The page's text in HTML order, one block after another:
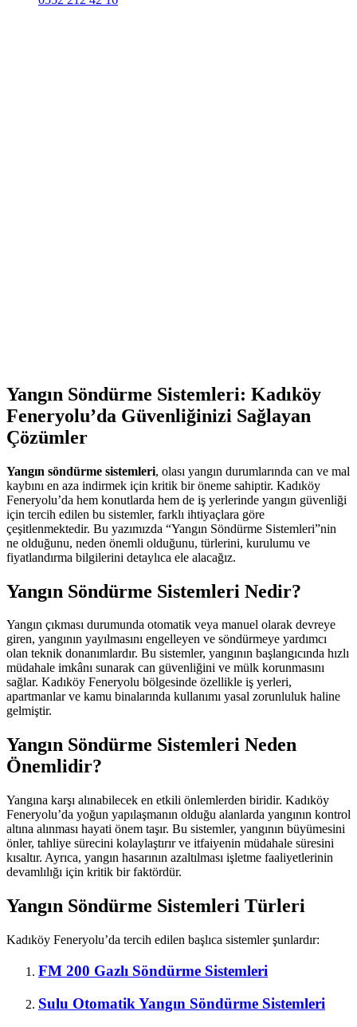
Yangın Söndürme Sistemleri: Kadıköy
Feneryolu’da Güvenliğinizi Sağlayan
Çözümler
Yangın söndürme sistemleri, olası yangın durumlarında can ve mal
kaybını en aza indirmek için kritik bir öneme sahiptir. Kadıköy
Feneryolu’da hem konutlarda hem de iş yerlerinde yangın güvenliği
için tercih edilen bu sistemler, farklı ihtiyaçlara göre
çeşitlenmektedir. Bu yazımızda “Yangın Söndürme Sistemleri”nin
ne olduğunu, neden önemli olduğunu, türlerini, kurulumu ve
fiyatlandırma bilgilerini detaylıca ele alacağız.
Yangın Söndürme Sistemleri Nedir?
Yangın çıkması durumunda otomatik veya manuel olarak devreye
giren, yangının yayılmasını engelleyen ve söndürmeye yardımcı
olan teknik donanımlardır. Bu sistemler, yangının başlangıcında hızlı
müdahale imkânı sunarak can güvenliğini ve mülk korunmasını
sağlar. Kadıköy Feneryolu bölgesinde özellikle iş yerleri,
apartmanlar ve kamu binalarında kullanımı yasal zorunluluk haline
gelmiştir.
Yangın Söndürme Sistemleri Neden
Önemlidir?
Yangına karşı alınabilecek en etkili önlemlerden biridir. Kadıköy
Feneryolu’da yoğun yapılaşmanın olduğu alanlarda yangının kontrol
altına alınması hayati önem taşır. Bu sistemler, yangının büyümesini
önler, tahliye sürecini kolaylaştırır ve itfaiyenin müdahale süresini
kısaltır. Ayrıca, yangın hasarının azaltılması işletme faaliyetlerinin
devamlılığı için kritik bir faktördür.
Yangın Söndürme Sistemleri Türleri
Kadıköy Feneryolu’da tercih edilen başlıca sistemler şunlardır:
FM 200 Gazlı Söndürme Sistemleri
Sulu Otomatik Yangın Söndürme Sistemleri